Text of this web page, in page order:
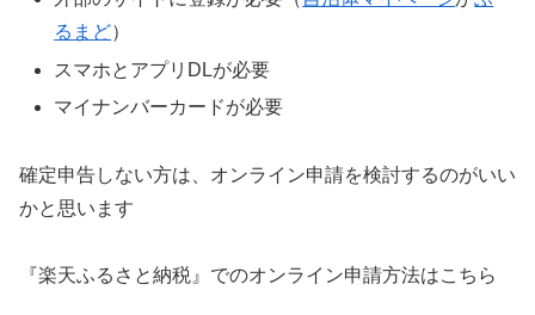
るまど）
スマホとアプリDLが必要
マイナンバーカードが必要
確定申告しない方は、オンライン申請を検討するのがいい
かと思います
『楽天ふるさと納税』でのオンライン申請方法はこちら